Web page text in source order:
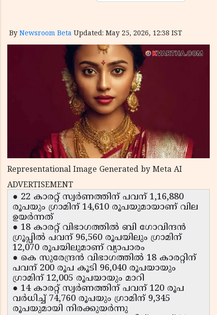
By Newsroom Beta Updated: May 25, 2026, 12:38 IST
Representational Image Generated by Meta AI
ADVERTISEMENT
● 22 കാരറ്റ് സ്വര്‍ണത്തിന് പവന് 1,16,880
രൂപയും ഗ്രാമിന് 14,610 രൂപയുമായാണ് വില
ഉയര്‍ന്നത്
● 18 കാരറ്റ് വിഭാഗത്തില്‍ ബി ഗോവിന്ദന്‍
ഗ്രൂപ്പില്‍ പവന് 96,560 രൂപയിലും ഗ്രാമിന്
12,070 രൂപയിലുമാണ് വ്യാപാരം
● കെ സുരേന്ദ്രന്‍ വിഭാഗത്തില്‍ 18 കാരറ്റിന്
പവന് 200 രൂപ കൂടി 96,040 രൂപയായും
ഗ്രാമിന് 12,005 രൂപയായും മാറി
● 14 കാരറ്റ് സ്വര്‍ണത്തിന് പവന് 120 രൂപ
വര്‍ധിച്ച് 74,760 രൂപയും ഗ്രാമിന് 9,345
രൂപയുമായി നിരക്കുയര്‍ന്നു